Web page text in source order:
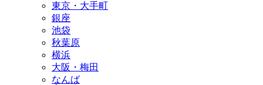
東京・大手町
銀座
池袋
秋葉原
横浜
大阪・梅田
なんば